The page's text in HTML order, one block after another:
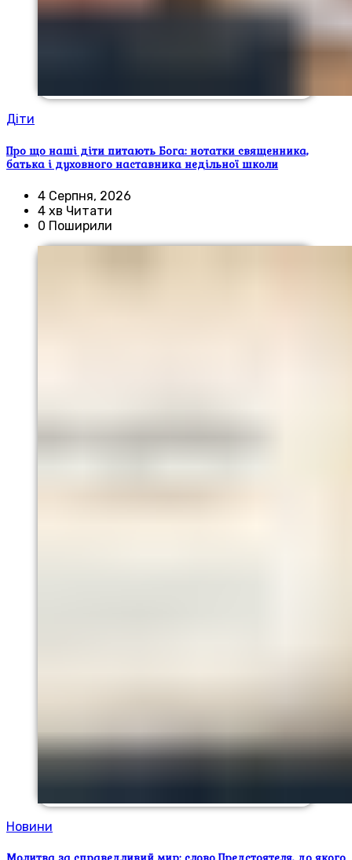
Діти
Про що наші діти питають Бога: нотатки священника,
батька і духовного наставника недільної школи
4 Серпня, 2026
4 хв Читати
0 Поширили
Новини